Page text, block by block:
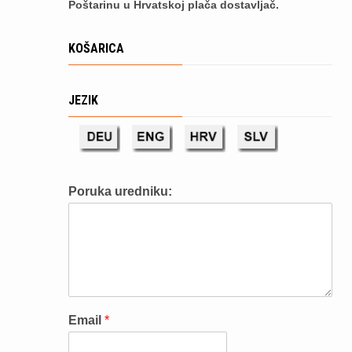
Poštarinu u Hrvatskoj plača dostavljač.
KOŠARICA
JEZIK
Poruka uredniku:
Email *